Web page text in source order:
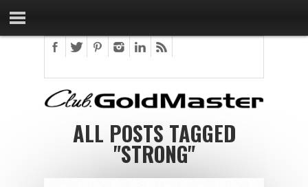
ALL POSTS TAGGED
"STRONG"